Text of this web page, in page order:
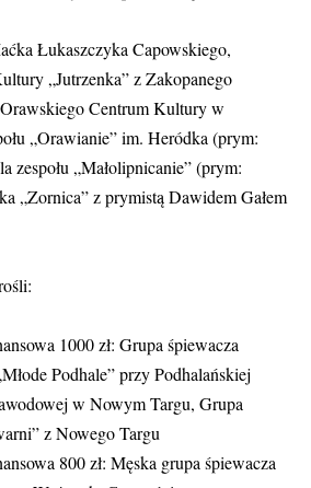
Łukaszczyka Capowskiego,
„Jutrzenka” z Zakopanego
Centrum Kultury w
„Orawianie” im. Heródka (prym:
zespołu „Małolipnicanie” (prym:
„Zornica” z prymistą Dawidem Gałem
1000 zł: Grupa śpiewacza
Podhale” przy Podhalańskiej
w Nowym Targu, Grupa
z Nowego Targu
800 zł: Męska grupa śpiewacza